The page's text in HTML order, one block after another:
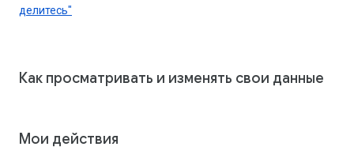
делитесь"
Как просматривать и изменять свои данные
Мои действия